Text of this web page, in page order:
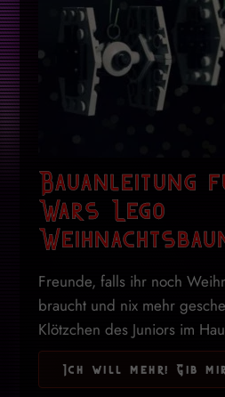
Bauanleitung
Wars Lego
Freunde, falls ihr noch
braucht und nix mehr
Klötzchen des Juniors im
Ich will mehr! Gib